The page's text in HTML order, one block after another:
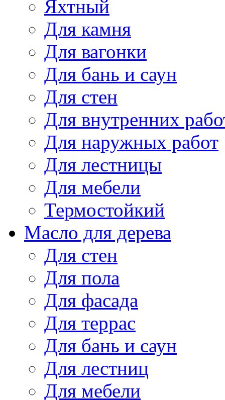
Яхтный
Для камня
Для вагонки
Для бань и саун
Для стен
Для внутренних
Для наружных работ
Для лестницы
Для мебели
Термостойкий
Масло для дерева
Для стен
Для пола
Для фасада
Для террас
Для бань и саун
Для лестниц
Для мебели